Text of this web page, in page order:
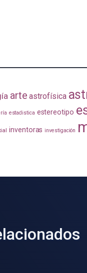
arte astrofísica
estadistica estereotipo
inventoras investigación